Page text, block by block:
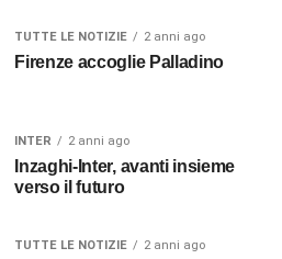
TUTTE LE NOTIZIE 2 anni ago
Firenze accoglie Palladino
INTER 2 anni ago
Inzaghi-Inter, avanti insieme
verso il futuro
TUTTE LE NOTIZIE 2 anni ago